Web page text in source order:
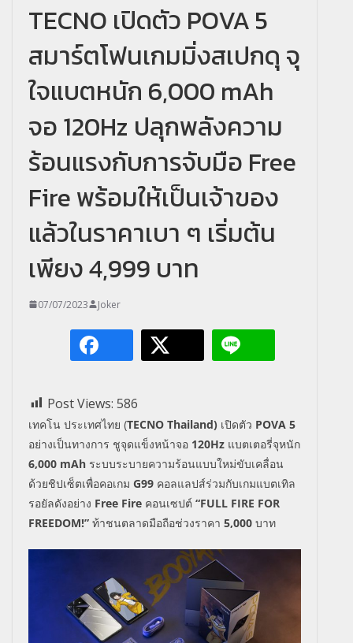
TECNO เปิดตัว POVA 5
สมาร์ตโฟนเกมมิ่งสเปกดุ จุ
ใจแบตหนัก 6,000 mAh
จอ 120Hz ปลุกพลังความ
ร้อนแรงกับการจับมือ Free
Fire พร้อมให้เป็นเจ้าของ
แล้วในราคาเบา ๆ เริ่มต้น
เพียง 4,999 บาท
07/07/2023 Joker
Post Views: 586
เทคโน ประเทศไทย (TECNO Thailand) เปิดตัว POVA 5
อย่างเป็นทางการ ชูจุดแข็งหน้าจอ 120Hz แบตเตอรี่จุหนัก
6,000 mAh ระบบระบายความร้อนแบบใหม่ขับเคลื่อน
ด้วยชิปเซ็ตเพื่อคอเกม G99 คอลแลปส์ร่วมกับเกมแบตเทิล
รอยัลดังอย่าง Free Fire คอนเซปต์ “FULL FIRE FOR
FREEDOM!” ท้าชนตลาดมือถือช่วงราคา 5,000 บาท